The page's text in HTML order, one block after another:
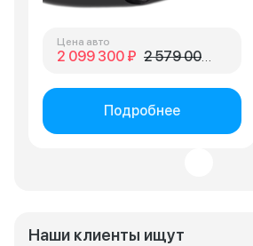
Наши клиенты ищут
Цена авто
2 099 300 ₽ 2 579 000 ₽
Подробнее